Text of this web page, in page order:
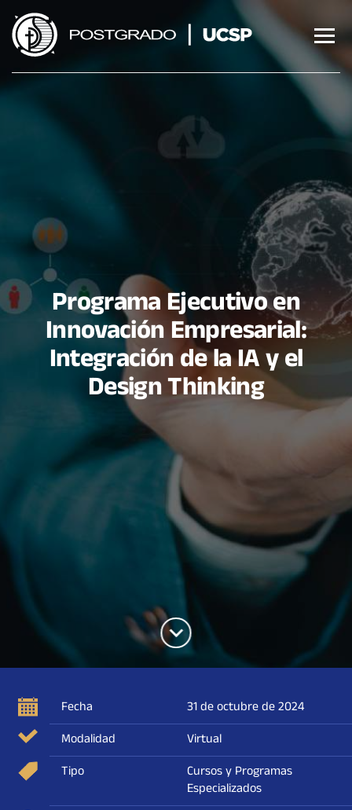
contenido
Programa Ejecutivo en
Innovación Empresarial:
Integración de la IA y el
Design Thinking
Fecha
31 de octubre de 2024
Modalidad
Virtual
Tipo
Cursos y Programas
Especializados